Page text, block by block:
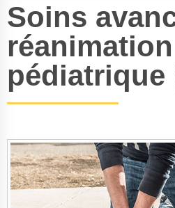
Soins
réanimation
pédiatrique